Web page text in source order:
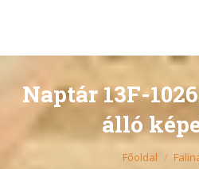
Naptár 13F-
álló
Főoldal